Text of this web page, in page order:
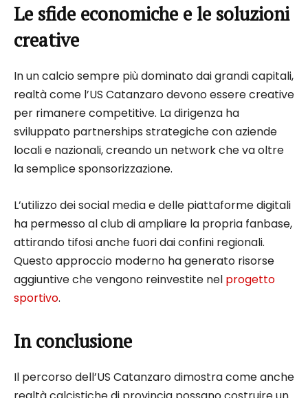
Le sfide economiche e le soluzioni
creative
In un calcio sempre più dominato dai grandi capitali,
realtà come l’US Catanzaro devono essere creative
per rimanere competitive. La dirigenza ha
sviluppato partnerships strategiche con aziende
locali e nazionali, creando un network che va oltre
la semplice sponsorizzazione.
L’utilizzo dei social media e delle piattaforme digitali
ha permesso al club di ampliare la propria fanbase,
attirando tifosi anche fuori dai confini regionali.
Questo approccio moderno ha generato risorse
aggiuntive che vengono reinvestite nel progetto
sportivo.
In conclusione
Il percorso dell’US Catanzaro dimostra come anche